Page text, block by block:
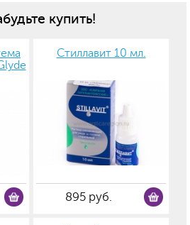
купить!
Стиллавит 10 мл.
895 руб.